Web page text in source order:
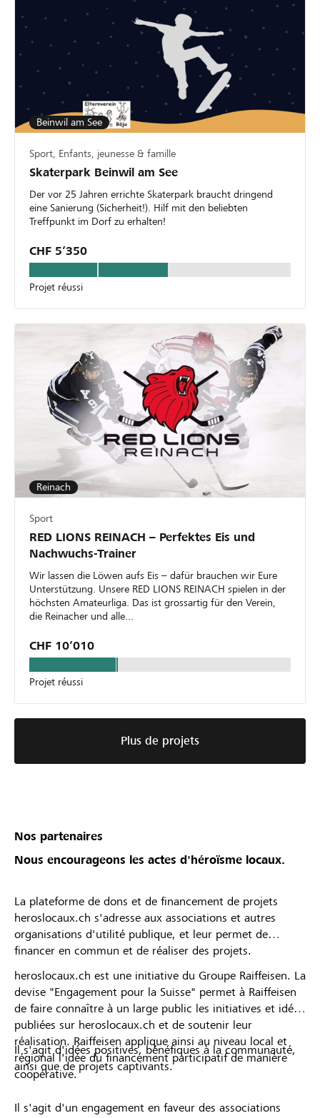
Beinwil am See
Sport, Enfants, jeunesse & famille
Skaterpark Beinwil am See
Der vor 25 Jahren errichte Skaterpark braucht dringend
eine Sanierung (Sicherheit!). Hilf mit den beliebten
Treffpunkt im Dorf zu erhalten!
CHF 5’350
Projet réussi
Reinach
Sport
RED LIONS REINACH – Perfektes Eis und
Nachwuchs-Trainer
Wir lassen die Löwen aufs Eis – dafür brauchen wir Eure
Unterstützung. Unsere RED LIONS REINACH spielen in der
höchsten Amateurliga. Das ist grossartig für den Verein,
die Reinacher und alle...
CHF 10’010
Projet réussi
Plus de projets
Nos partenaires
Nous encourageons les actes d'héroïsme locaux.
La plateforme de dons et de financement de projets
heroslocaux.ch s'adresse aux associations et autres
organisations d'utilité publique, et leur permet de
financer en commun et de réaliser des projets.
heroslocaux.ch est une initiative du Groupe Raiffeisen. La
devise "Engagement pour la Suisse" permet à Raiffeisen
de faire connaître à un large public les initiatives et idées
publiées sur heroslocaux.ch et de soutenir leur
réalisation. Raiffeisen applique ainsi au niveau local et
régional l'idée du financement participatif de manière
coopérative.
Il s'agit d'idées positives, bénéfiques à la communauté,
ainsi que de projets captivants.
Il s'agit d'un engagement en faveur des associations